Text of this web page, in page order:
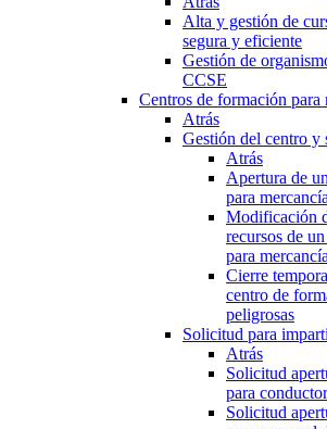
Alta y gestión de
segura y eficiente
Gestión de
CCSE
Centros de formación para
Atrás
Gestión del centro y
Atrás
Apertura de
para
Modificación
recursos de
para
Cierre
centro de
peligrosas
Solicitud para
Atrás
Solicitud
para
Solicitud